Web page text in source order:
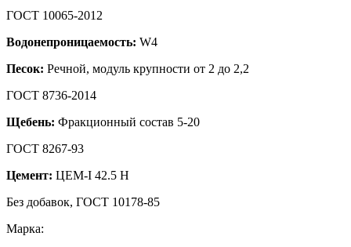
ГОСТ 10065-2012
Водонепроницаемость: W4
Песок: Речной, модуль крупности от 2 до 2,2
ГОСТ 8736-2014
Щебень: Фракционный состав 5-20
ГОСТ 8267-93
Цемент: ЦЕМ-I 42.5 Н
Без добавок, ГОСТ 10178-85
Марка: